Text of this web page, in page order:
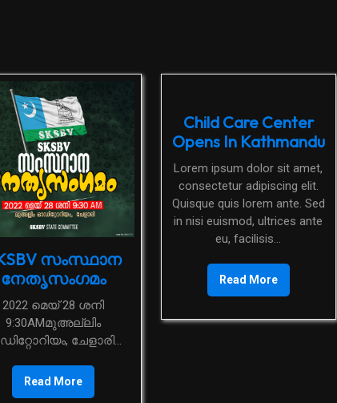
സംസ്ഥാന
നേതൃസംഗമം
2022 മെയ് 28 ശനി
9:30AMമുഅല്ലിം
ചേളാരി...
Read More
Child Care Center
Opens In Kathmandu
Lorem ipsum dolor sit amet,
consectetur adipiscing elit.
Quisque quis lorem ante. Sed
in nisi euismod, ultrices ante
eu, facilisis...
Read More